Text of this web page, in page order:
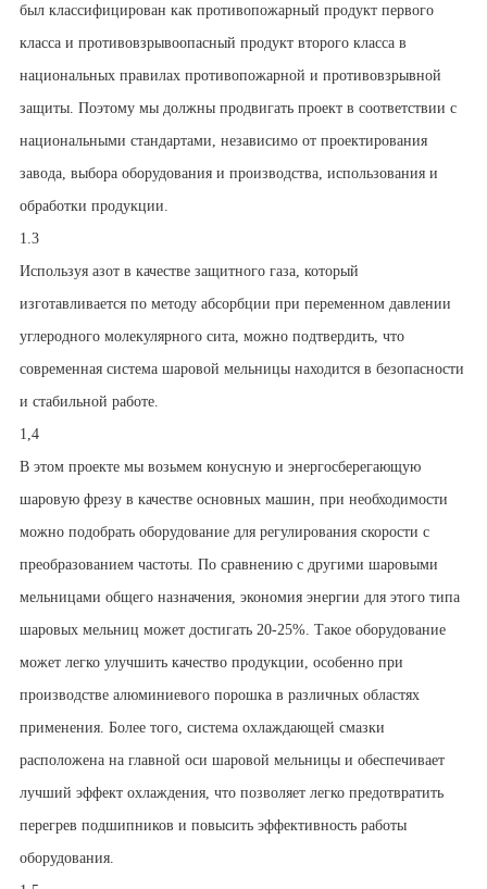
был классифицирован как противопожарный продукт первого
класса и противовзрывоопасный продукт второго класса в
национальных правилах противопожарной и противовзрывной
защиты. Поэтому мы должны продвигать проект в соответствии с
национальными стандартами, независимо от проектирования
завода, выбора оборудования и производства, использования и
обработки продукции.
1.3
Используя азот в качестве защитного газа, который
изготавливается по методу абсорбции при переменном давлении
углеродного молекулярного сита, можно подтвердить, что
современная система шаровой мельницы находится в безопасности
и стабильной работе.
1,4
В этом проекте мы возьмем конусную и энергосберегающую
шаровую фрезу в качестве основных машин, при необходимости
можно подобрать оборудование для регулирования скорости с
преобразованием частоты. По сравнению с другими шаровыми
мельницами общего назначения, экономия энергии для этого типа
шаровых мельниц может достигать 20-25%. Такое оборудование
может легко улучшить качество продукции, особенно при
производстве алюминиевого порошка в различных областях
применения. Более того, система охлаждающей смазки
расположена на главной оси шаровой мельницы и обеспечивает
лучший эффект охлаждения, что позволяет легко предотвратить
перегрев подшипников и повысить эффективность работы
оборудования.